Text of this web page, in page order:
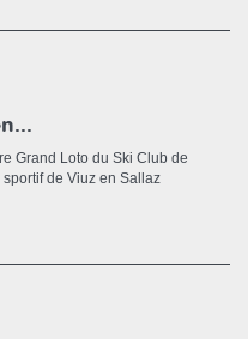
Grand Loto du Ski Club de
de Viuz en Sallaz